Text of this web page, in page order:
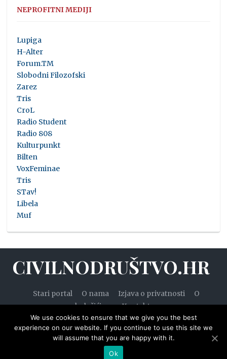
NEPROFITNI MEDIJI
Lupiga
H-Alter
Forum.TM
Slobodni Filozofski
Zarez
Tris
CroL
Radio Student
Radio 808
Kulturpunkt
Bilten
VoxFeminae
Tris
STav!
Libela
Muf
CIVILNODRUŠTVO.HR
Stari portal O nama Izjava o privatnosti
O
kolačićima
Kontakt
© 2020. — Civilnodruštvo.hr. Sva prava pridržana.
We use cookies to ensure that we give you the best
experience on our website. If you continue to use this site we
will assume that you are happy with it.
Ok